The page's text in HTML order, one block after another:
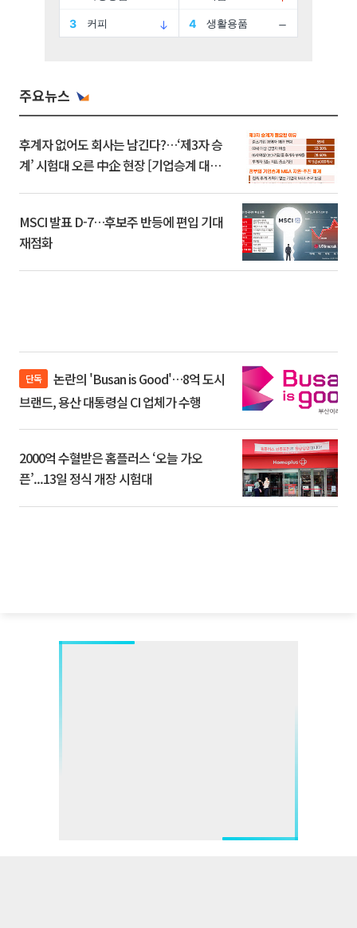
주요뉴스
후계자 없어도 회사는 남긴다?…‘제3자 승
계’ 시험대 오른 中企 현장 [기업승계 대전
MSCI 발표 D-7…후보주 반등에 편입 기대
재점화
단독
브랜드, 용산 대통령실 CI 업체가 수행
2000억 수혈받은 홈플러스 ‘오늘 가오
픈’...13일 정식 개장 시험대